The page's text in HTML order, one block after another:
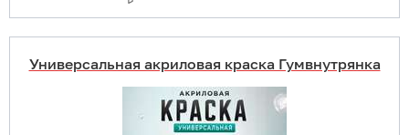
Универсальная акриловая краска Гумвнутрянка
Купить в 1 клик